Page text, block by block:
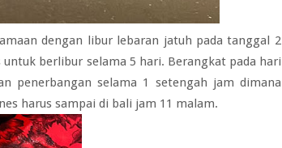
dengan libur lebaran jatuh pada tanggal 2
berlibur selama 5 hari. Berangkat pada hari
penerbangan selama 1 setengah jam dimana
harus sampai di bali jam 11 malam.